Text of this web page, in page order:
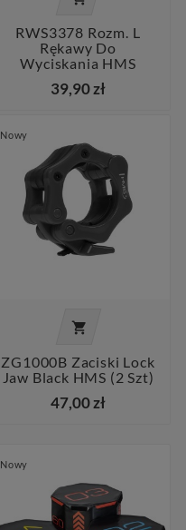
RWS3378 Rozm. L
Rękawy Do
Wyciskania HMS
39,90 zł
Nowy

ZG1000B Zaciski Lock
Jaw Black HMS (2 Szt)
47,00 zł
Nowy